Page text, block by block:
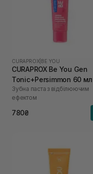
CURAPROX BE YOU
CURAPROX Be You Gen
Tonic+Persimmon 60 мл
Зубна паста з відбілюючим
ефектом
780₴